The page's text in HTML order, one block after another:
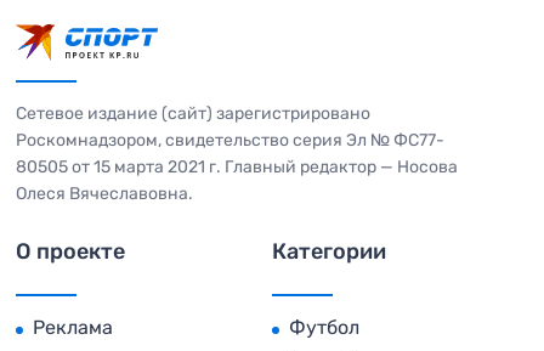
Сетевое издание (сайт) зарегистрировано
Роскомнадзором, свидетельство серия Эл № ФС77-
80505 от 15 марта 2021 г. Главный редактор — Носова
Олеся Вячеславовна.
О проекте
Реклама
Категории
Футбол